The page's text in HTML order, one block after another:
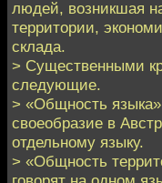
людей, возникшая
территории,
склада.
> Существенными
следующие.
> «Общность
своеобразие в
отдельному языку.
> «Общность